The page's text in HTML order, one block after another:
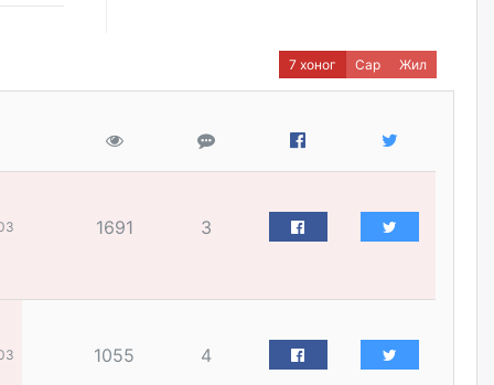
Худалдагч Н.Амарзаяа:
Дэлгүүрийн 32 хуудастай
өрийн дэвтэр долоо хоногт л
2026/08/06
7 хоног Сар Жил
1691 3
1055 4